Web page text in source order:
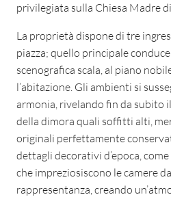
privilegiata sulla Chiesa Madre
La proprietà dispone di tre
piazza; quello principale
scenografica scala, al piano
l’abitazione. Gli ambienti si
armonia, rivelando fin da subito
della dimora quali soffitti alti,
originali perfettamente
dettagli decorativi d’epoca,
che impreziosiscono le camere
rappresentanza, creando